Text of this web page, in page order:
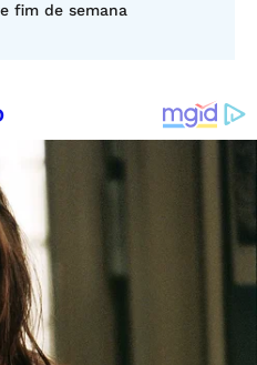
fim de semana